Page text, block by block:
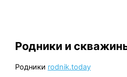
Родники и
Родники rodnik.today